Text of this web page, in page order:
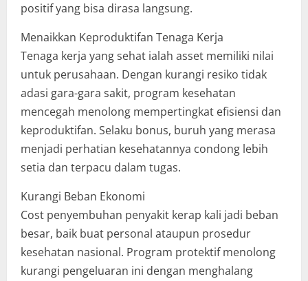
positif yang bisa dirasa langsung.
Menaikkan Keproduktifan Tenaga Kerja
Tenaga kerja yang sehat ialah asset memiliki nilai
untuk perusahaan. Dengan kurangi resiko tidak
adasi gara-gara sakit, program kesehatan
mencegah menolong mempertingkat efisiensi dan
keproduktifan. Selaku bonus, buruh yang merasa
menjadi perhatian kesehatannya condong lebih
setia dan terpacu dalam tugas.
Kurangi Beban Ekonomi
Cost penyembuhan penyakit kerap kali jadi beban
besar, baik buat personal ataupun prosedur
kesehatan nasional. Program protektif menolong
kurangi pengeluaran ini dengan menghalang